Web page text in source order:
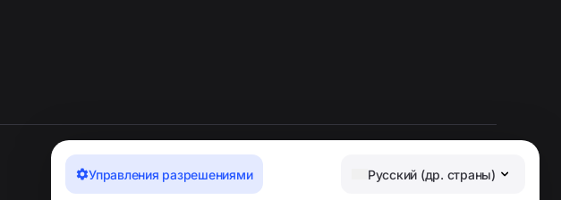
Управления разрешениями Русский (др. страны)